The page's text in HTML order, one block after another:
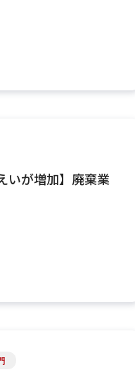
いが増加】廃棄業